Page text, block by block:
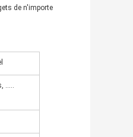
de n'importe
.....